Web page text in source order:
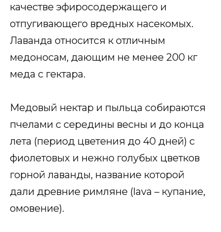
качестве эфиросодержащего и
отпугивающего вредных насекомых.
Лаванда относится к отличным
медоносам, дающим не менее 200 кг
меда с гектара.
Медовый нектар и пыльца собираются
пчелами с середины весны и до конца
лета (период цветения до 40 дней) с
фиолетовых и нежно голубых цветков
горной лаванды, название которой
дали древние римляне (lava – купание,
омовение).